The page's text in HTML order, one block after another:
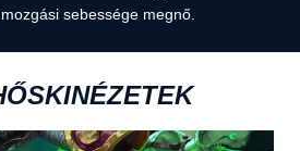
sebessége megnő.